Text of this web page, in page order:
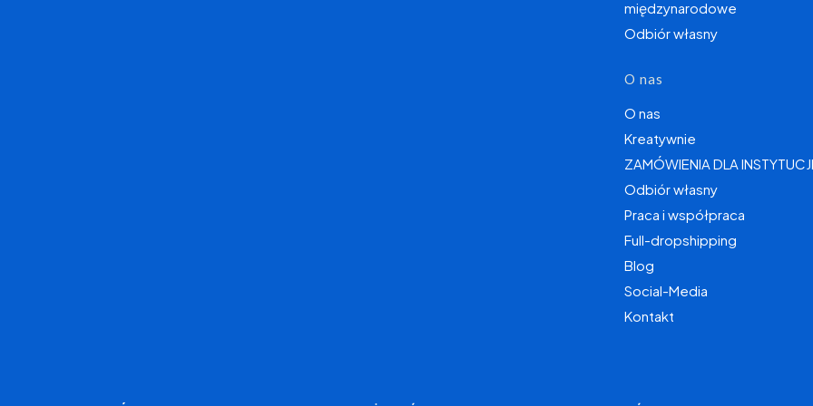
międzynarodowe
Odbiór własny
O nas
O nas
Kreatywnie
ZAMÓWIENIA DLA INSTYTUCJI
Odbiór własny
Praca i współpraca
Full-dropshipping
Blog
Social-Media
Kontakt